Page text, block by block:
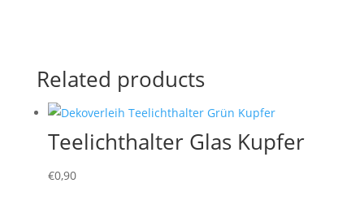
Related products
Teelichthalter Glas Kupfer
€0,90